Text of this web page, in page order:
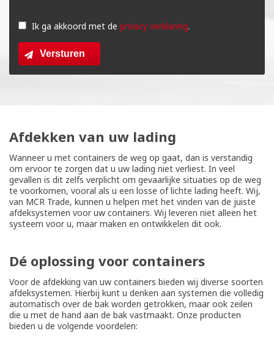
dit
veld
leeg
Ik ga akkoord met de privacy verklaring.
Versturen
Afdekken van uw lading
Wanneer u met containers de weg op gaat, dan is verstandig
om ervoor te zorgen dat u uw lading niet verliest. In veel
gevallen is dit zelfs verplicht om gevaarlijke situaties op de weg
te voorkomen, vooral als u een losse of lichte lading heeft. Wij,
van MCR Trade, kunnen u helpen met het vinden van de juiste
afdeksystemen voor uw containers. Wij leveren niet alleen het
systeem voor u, maar maken en ontwikkelen dit ook.
Dé oplossing voor containers
Voor de afdekking van uw containers bieden wij diverse soorten
afdeksystemen. Hierbij kunt u denken aan systemen die volledig
automatisch over de bak worden getrokken, maar ook zeilen
die u met de hand aan de bak vastmaakt. Onze producten
bieden u de volgende voordelen: